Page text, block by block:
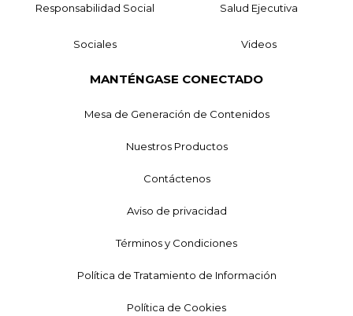
Responsabilidad Social Salud Ejecutiva
Sociales Videos
MANTÉNGASE CONECTADO
Mesa de Generación de Contenidos
Nuestros Productos
Contáctenos
Aviso de privacidad
Términos y Condiciones
Política de Tratamiento de Información
Política de Cookies